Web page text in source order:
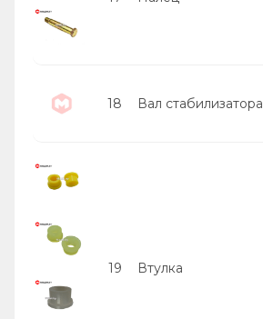
18 Вал стабилизатора
19 Втулка